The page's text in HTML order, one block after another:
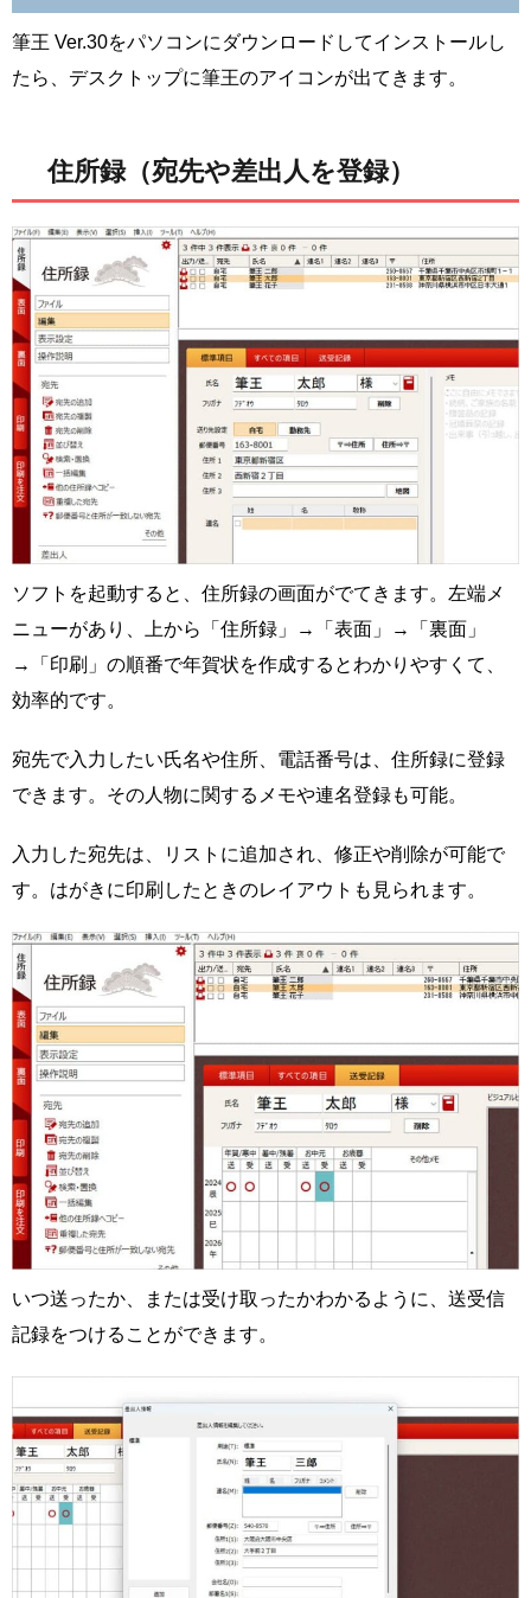
筆王 Ver.30をパソコンにダウンロードしてインストールし
たら、デスクトップに筆王のアイコンが出てきます。
住所録（宛先や差出人を登録）
ソフトを起動すると、住所録の画面がでてきます。左端メ
ニューがあり、上から「住所録」→「表面」→「裏面」
→「印刷」の順番で年賀状を作成するとわかりやすくて、
効率的です。
宛先で入力したい氏名や住所、電話番号は、住所録に登録
できます。その人物に関するメモや連名登録も可能。
入力した宛先は、リストに追加され、修正や削除が可能で
す。はがきに印刷したときのレイアウトも見られます。
いつ送ったか、または受け取ったかわかるように、送受信
記録をつけることができます。